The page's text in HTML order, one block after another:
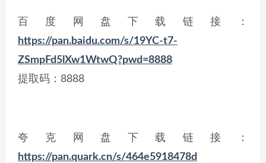
百度网盘下载链接：
https://pan.baidu.com/s/19YC-t7-
ZSmpFd5lXw1WtwQ?pwd=8888
提取码：8888
夸克网盘下载链接：
https://pan.quark.cn/s/464e5918478d